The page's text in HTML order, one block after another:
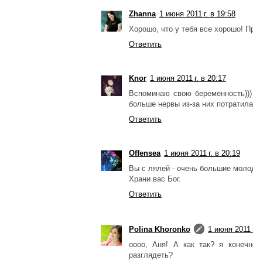
Zhanna 1 июня 2011 г. в 19:58
Хорошо, что у тебя все хорошо!
Ответить
Knor 1 июня 2011 г. в 20:17
Вспоминаю свою
больше нервы из-за них
Ответить
Offensea 1 июня 2011 г. в 20:19
Вы с лялей - очень большие
Храни вас Бог.
Ответить
Polina Khoronko
1 июня 2011
оооо, Аня! А как так? я
разглядеть?